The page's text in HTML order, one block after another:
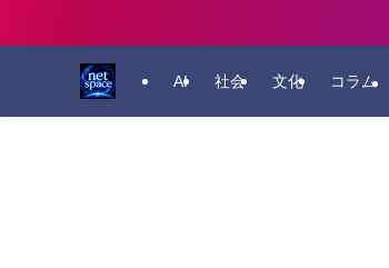
AI 社会 文化 コラム